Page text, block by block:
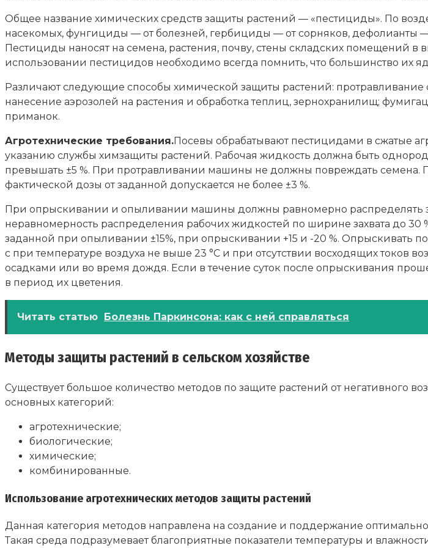
Общее название химических средств защиты растений — «пестициды». По
насекомых, фунгициды — от болезней, гербициды — от сорняков, дефолианты
Пестициды наносят на семена, растения, почву, стены складских помещений в
использовании пестицидов необходимо всегда помнить, что большинство их
Различают следующие способы химической защиты растений:
нанесение аэрозолей на растения и обработка теплиц, зернохранилищ;
приманок.
Агротехнические требования.Посевы обрабатывают пестицидами в сжатые
указанию службы химзащиты растений. Рабочая жидкость должна быть
превышать ±5 %. При протравливании машины не должны повреждать
фактической дозы от заданной допускается не более ±3 %.
При опрыскивании и опыливании машины должны равномерно распределять
неравномерность распределения рабочих жидкостей по ширине захвата до 30
заданной при опыливании ±15%, при опрыскивании +15 и -20 %. Опрыскивать
с при температуре воздуха не выше 23 °С и при отсутствии восходящих токов
осадками или во время дождя. Если в течение суток после опрыскивания
в период их цветения.
Читать статью Болезнь Паркинсона: как с ней справляться
Методы защиты растений в сельском хозяйстве
Существует большое количество методов по защите растений от негативного
основных категорий:
агротехнические;
биологические;
химические;
комбинированные.
Использование агротехнических методов защиты растений
Данная категория методов направлена на создание и поддержание
Такая среда подразумевает благоприятные показатели температуры и